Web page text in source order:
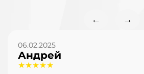
← →
06.02.2025
Андрей
★★★★★